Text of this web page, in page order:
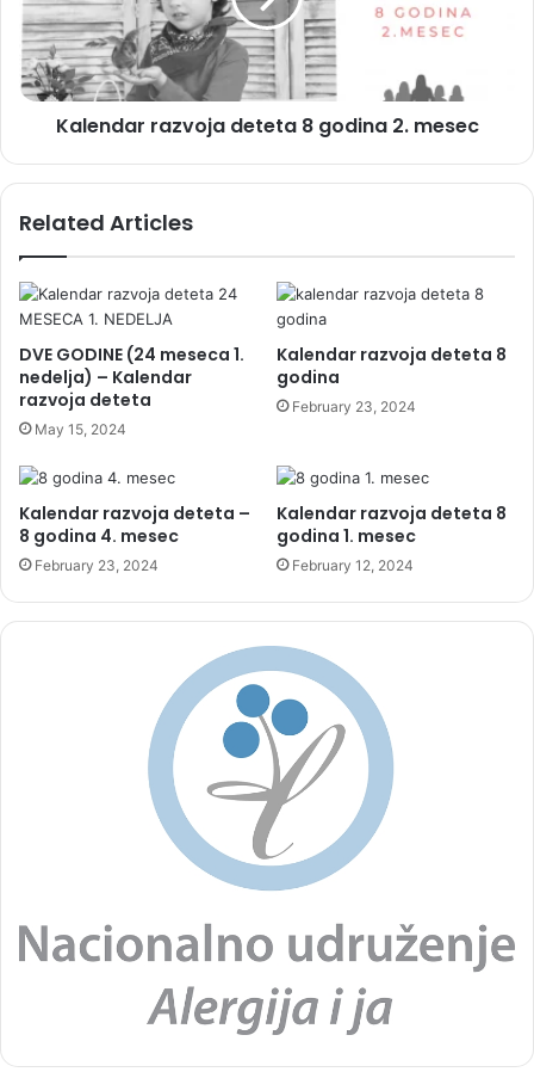
2.
mesec
Kalendar razvoja deteta 8 godina 2. mesec
Related Articles
DVE GODINE (24 meseca 1.
nedelja) – Kalendar
razvoja deteta
May 15, 2024
Kalendar razvoja deteta 8
godina
February 23, 2024
Kalendar razvoja deteta –
8 godina 4. mesec
February 23, 2024
Kalendar razvoja deteta 8
godina 1. mesec
February 12, 2024